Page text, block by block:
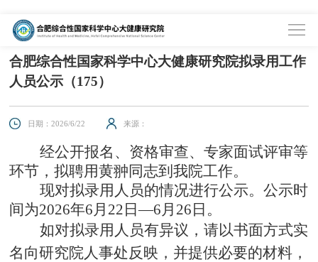
合肥综合性国家科学中心大健康研究院拟录用工作
人员公示（175）
日期：2026/6/22 来源：
经公开报名、资格审查、专家面试评审等
环节，拟聘用黄翀同志到我院工作。
现对拟录用人员的情况进行公示。公示时
间为2026年6月 22 日—6月 26 日。
如对拟录用人员有异议，请以书面方式实
名向研究院人事处反映，并提供必要的材料，